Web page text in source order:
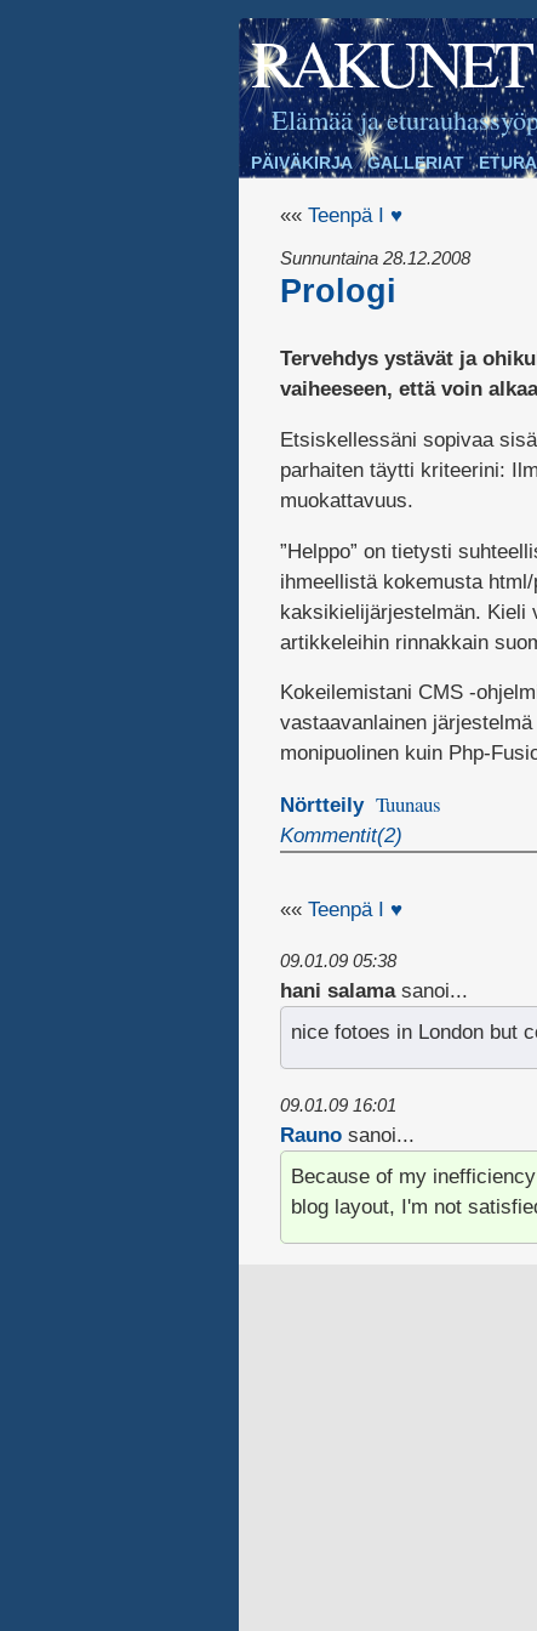
RAKUNET
Elämää ja
PÄIVÄKIRJA GALLERIAT
«« Teenpä I ♥
Sunnuntaina 28.12.2008
Prologi
Tervehdys ystävät ja
vaiheeseen, että voin
Etsiskellessäni sopivaa
parhaiten täytti kriteerini:
muokattavuus.
”Helppo” on tietysti
ihmeellistä kokemusta
kaksikielijärjestelmän. Kieli
artikkeleihin rinnakkain
Kokeilemistani CMS -
vastaavanlainen
monipuolinen kuin Php-
Nörtteily Tuunaus
Kommentit(2)
«« Teenpä I ♥
09.01.09 05:38
hani salamasanoi...
nice fotoes in London but
09.01.09 16:01
Raunosanoi...
Because of my
blog layout, I'm not